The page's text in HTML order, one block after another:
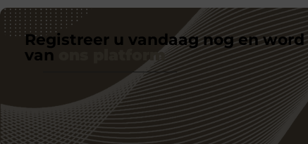
Registreer u vandaag nog en
van
ons platform